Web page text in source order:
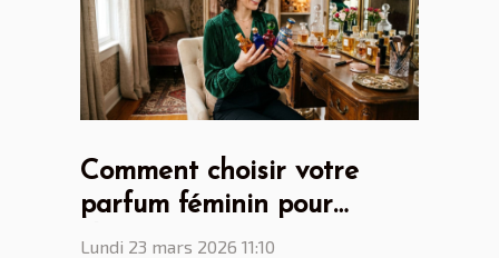
Comment choisir votre
parfum féminin pour
chaque occasion ?
Lundi 23 mars 2026 11:10